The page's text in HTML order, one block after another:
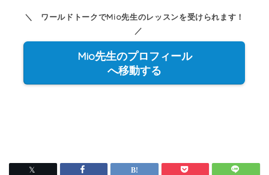
＼ ワールドトークでMio先生のレッスンを受けられます！
／
Mio先生のプロフィール
へ移動する